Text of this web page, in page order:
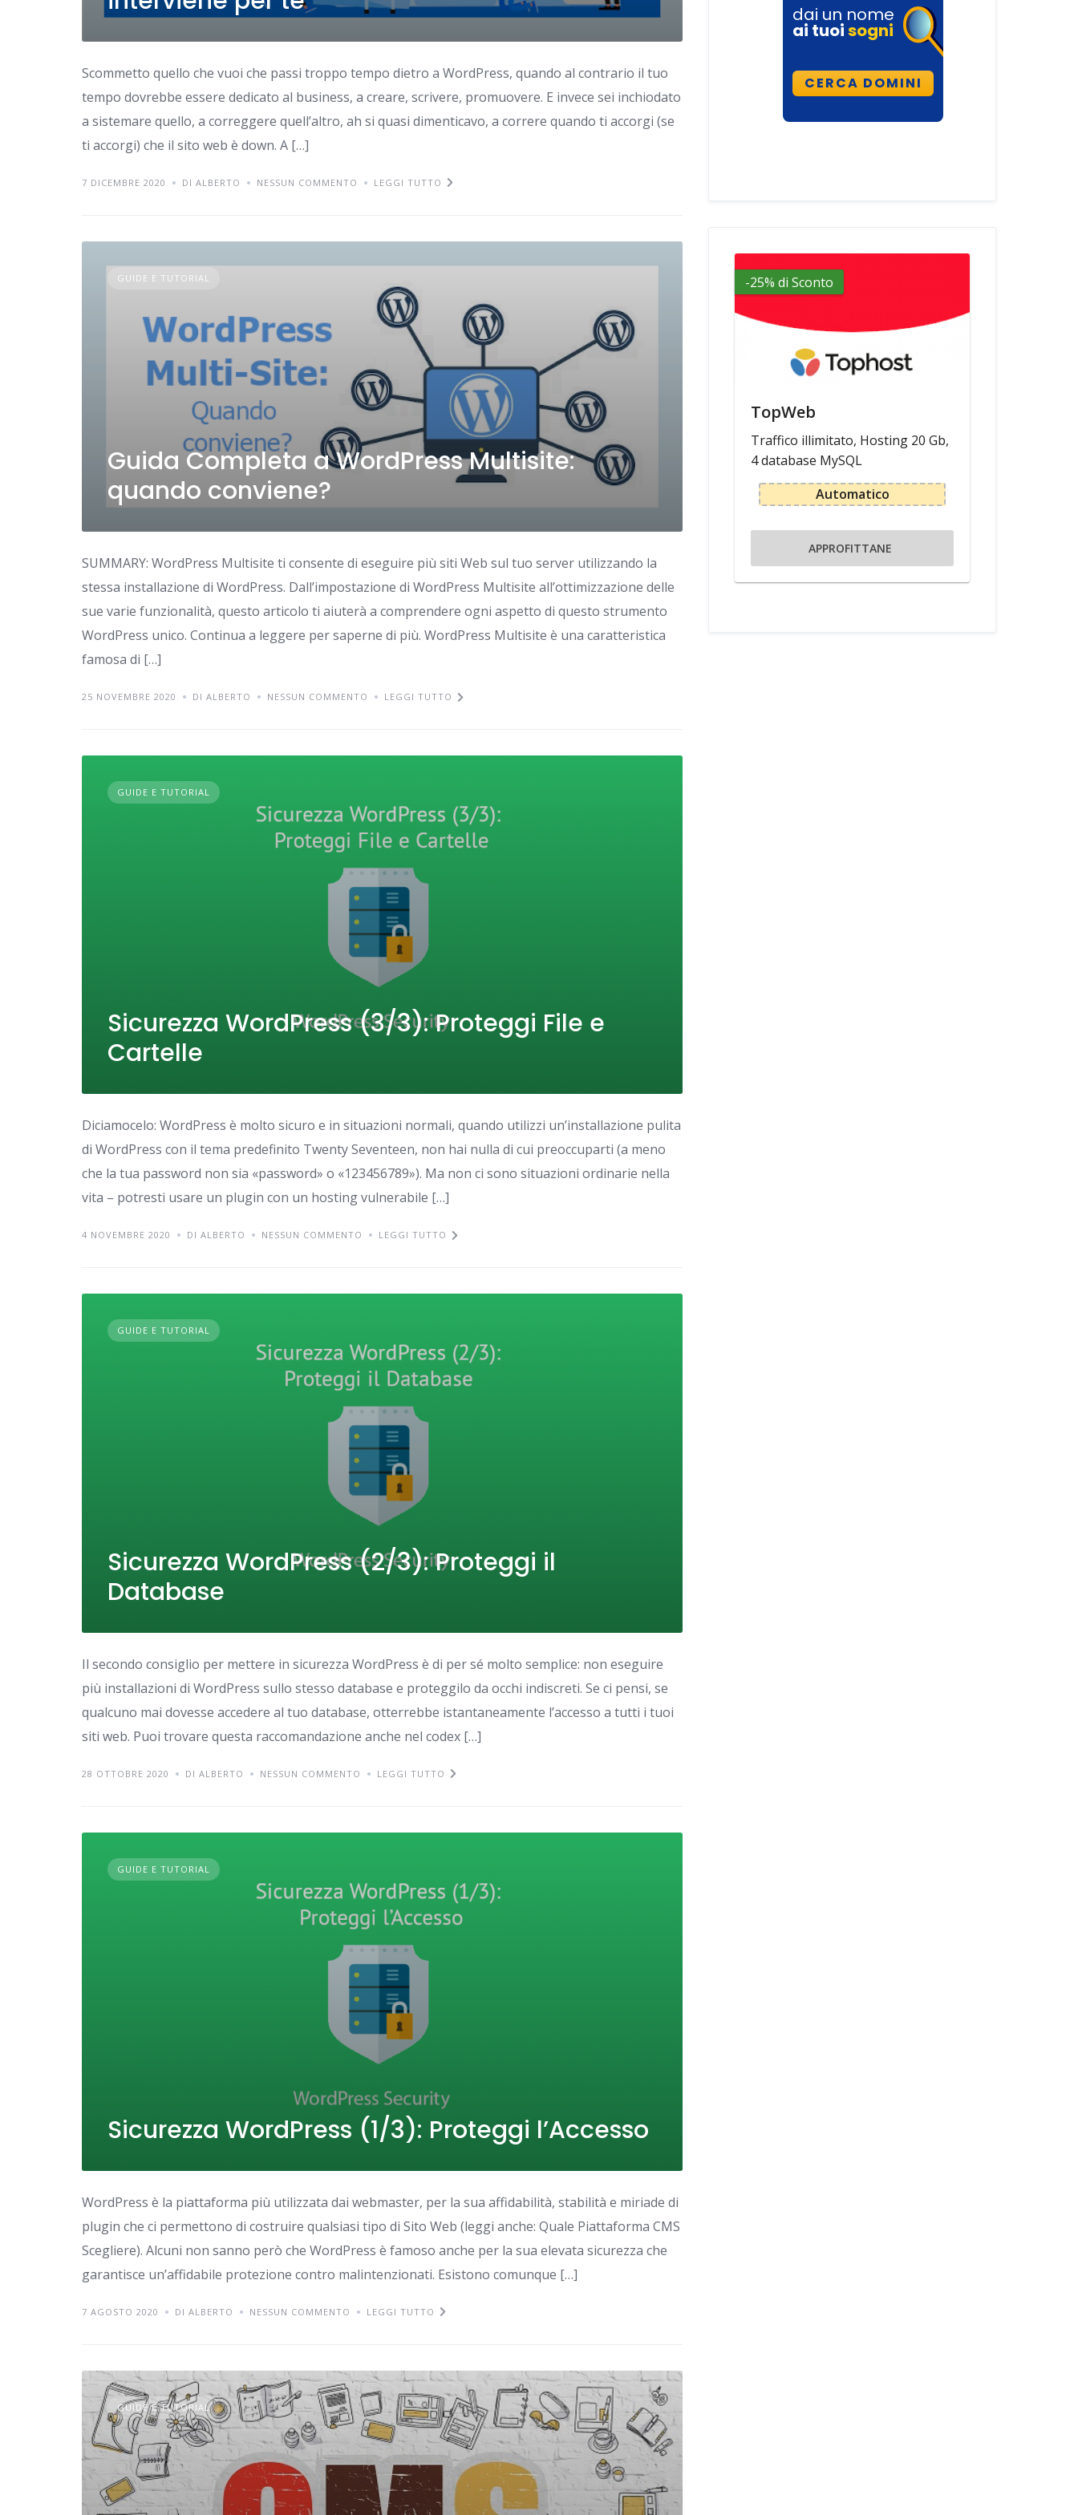
Scommetto quello che vuoi che passi troppo tempo dietro a WordPress, quando al contrario il tuo
tempo dovrebbe essere dedicato al business, a creare, scrivere, promuovere. E invece sei inchiodato
a sistemare quello, a correggere quell’altro, ah si quasi dimenticavo, a correre quando ti accorgi (se
ti accorgi) che il sito web è down. A […]
7 DICEMBRE 2020 DI ALBERTO NESSUN COMMENTO LEGGI TUTTO
GUIDE E TUTORIAL
Guida Completa a WordPress Multisite:
quando conviene?
SUMMARY: WordPress Multisite ti consente di eseguire più siti Web sul tuo server utilizzando la
stessa installazione di WordPress. Dall’impostazione di WordPress Multisite all’ottimizzazione delle
sue varie funzionalità, questo articolo ti aiuterà a comprendere ogni aspetto di questo strumento
WordPress unico. Continua a leggere per saperne di più. WordPress Multisite è una caratteristica
famosa di […]
25 NOVEMBRE 2020 DI ALBERTO NESSUN COMMENTO LEGGI TUTTO
GUIDE E TUTORIAL
Sicurezza WordPress (3/3): Proteggi File e
Cartelle
Diciamocelo: WordPress è molto sicuro e in situazioni normali, quando utilizzi un’installazione pulita
di WordPress con il tema predefinito Twenty Seventeen, non hai nulla di cui preoccuparti (a meno
che la tua password non sia «password» o «123456789»). Ma non ci sono situazioni ordinarie nella
vita – potresti usare un plugin con un hosting vulnerabile […]
4 NOVEMBRE 2020 DI ALBERTO NESSUN COMMENTO LEGGI TUTTO
GUIDE E TUTORIAL
Sicurezza WordPress (2/3): Proteggi il
Database
Il secondo consiglio per mettere in sicurezza WordPress è di per sé molto semplice: non eseguire
più installazioni di WordPress sullo stesso database e proteggilo da occhi indiscreti. Se ci pensi, se
qualcuno mai dovesse accedere al tuo database, otterrebbe istantaneamente l’accesso a tutti i tuoi
siti web. Puoi trovare questa raccomandazione anche nel codex […]
28 OTTOBRE 2020 DI ALBERTO NESSUN COMMENTO LEGGI TUTTO
GUIDE E TUTORIAL
Sicurezza WordPress (1/3): Proteggi l’Accesso
WordPress è la piattaforma più utilizzata dai webmaster, per la sua affidabilità, stabilità e miriade di
plugin che ci permettono di costruire qualsiasi tipo di Sito Web (leggi anche: Quale Piattaforma CMS
Scegliere). Alcuni non sanno però che WordPress è famoso anche per la sua elevata sicurezza che
garantisce un’affidabile protezione contro malintenzionati. Esistono comunque […]
7 AGOSTO 2020 DI ALBERTO NESSUN COMMENTO LEGGI TUTTO
GUIDE E TUTORIAL
-25% di Sconto
TopWeb
Traffico illimitato, Hosting 20 Gb,
4 database MySQL
Automatico
APPROFITTANE